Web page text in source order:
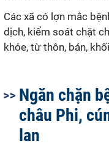
Các xã có lợn mắc
dịch, kiểm soát chặt
khỏe, từ thôn, bản,
Ngăn chặn
châu Phi,
lan